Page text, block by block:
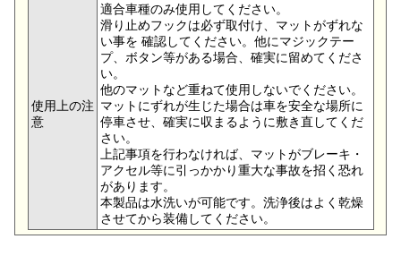
使用上の注
意
適合車種のみ使用してください。
滑り止めフックは必ず取付け、マットがずれな
い事を 確認してください。他にマジックテー
プ、ボタン等がある場合、確実に留めてくださ
い。
他のマットなど重ねて使用しないでください。
マットにずれが生じた場合は車を安全な場所に
停車させ、確実に収まるように敷き直してくだ
さい。
上記事項を行わなければ、マットがブレーキ・
アクセル等に引っかかり重大な事故を招く恐れ
があります。
本製品は水洗いが可能です。洗浄後はよく乾燥
させてから装備してください。